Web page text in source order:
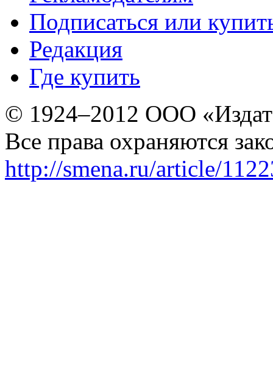
Подписаться или
Редакция
Где купить
© 1924–2012 ООО
Все права охраняются
http://smena.ru/article/